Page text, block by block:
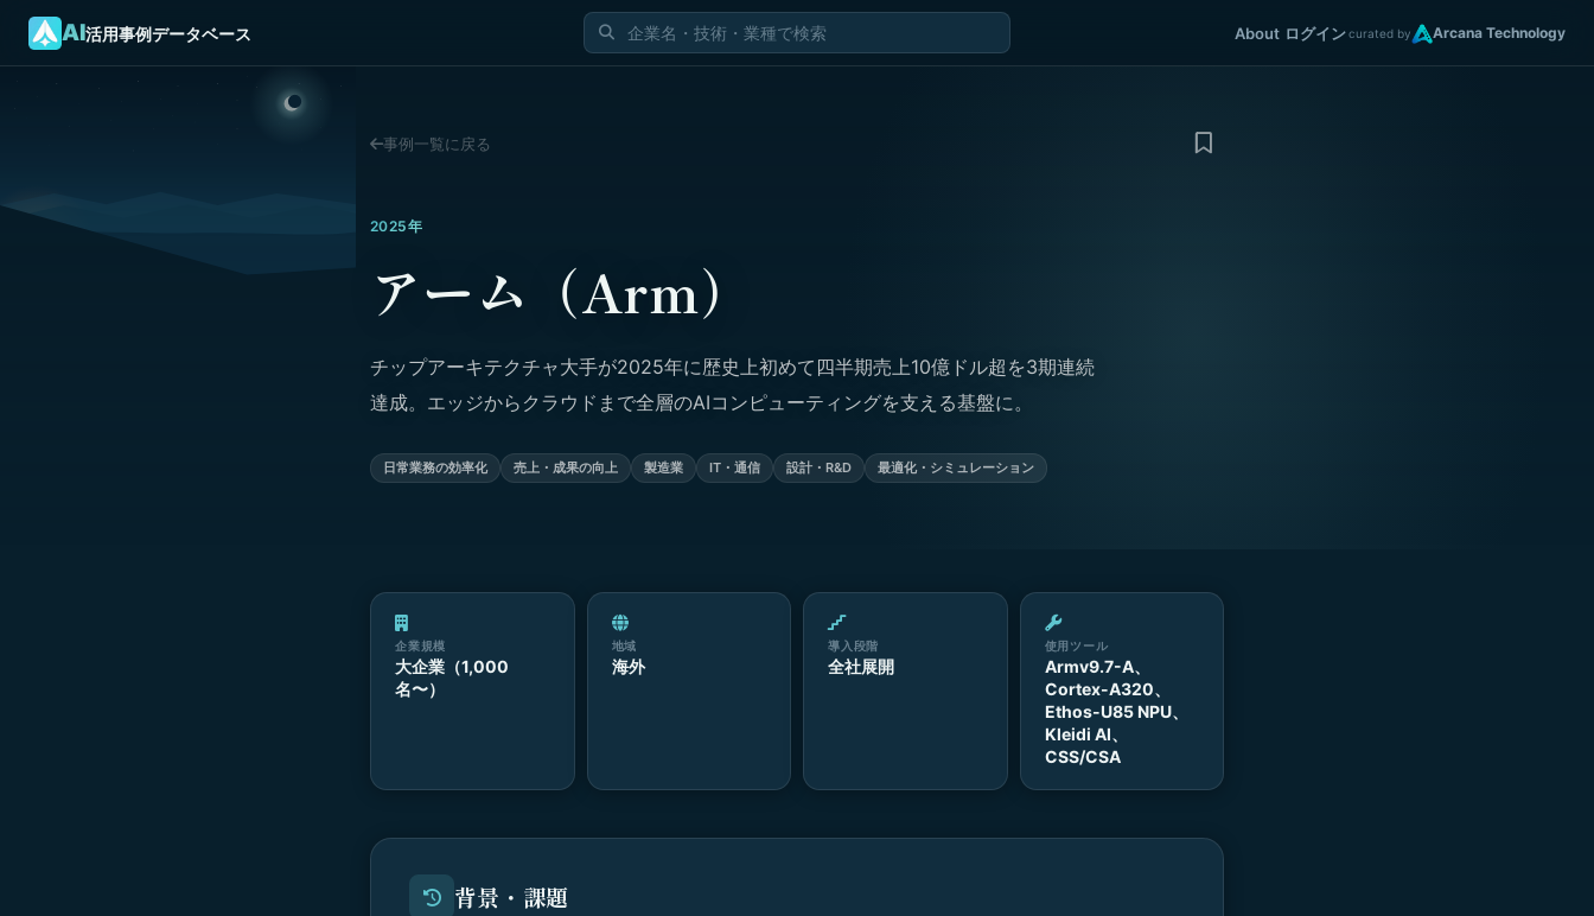
AI活用事例データベース About ログインcurated by Arcana Technology
事例一覧に戻る
2025年
アーム（Arm）
チップアーキテクチャ大手が2025年に歴史上初めて四半期売上10億ドル超を3期連続
達成。エッジからクラウドまで全層のAIコンピューティングを支える基盤に。
日常業務の効率化 売上・成果の向上 製造業 IT・通信 設計・R&D 最適化・シミュレーション
企業規模
大企業（1,000
名〜）
地域
海外
導入段階
全社展開
使用ツール
Armv9.7-A、
Cortex-A320、
Ethos-U85 NPU、
Kleidi AI、
CSS/CSA
背景・課題